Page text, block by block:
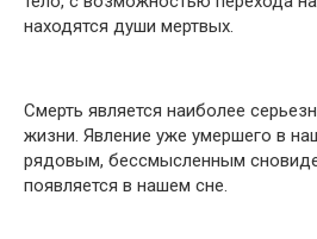
находятся души мертвых.
Смерть является наиболее
жизни. Явление уже умершего в
рядовым, бессмысленным
появляется в нашем сне.